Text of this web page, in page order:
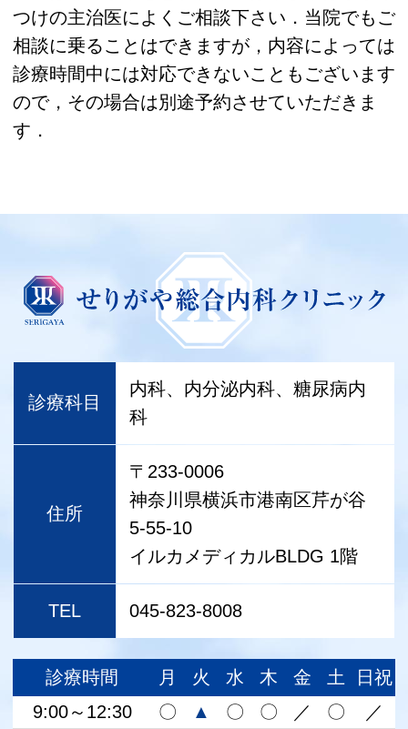
つけの主治医によくご相談下さい．当院でもご
相談に乗ることはできますが，内容によっては
診療時間中には対応できないこともございます
ので，その場合は別途予約させていただきま
す．
診療科目
内科、内分泌内科、糖尿病内
科
住所
〒233-0006
神奈川県横浜市港南区芹が谷
5-55-10
イルカメディカルBLDG 1階
TEL 045-823-8008
診療時間 月 火 水 木 金 土
日祝
9:00～12:30
〇 ▲ 〇 〇 ／ 〇
／